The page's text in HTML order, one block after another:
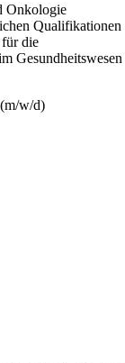
Onkologie
Qualifikationen
für die
Gesundheitswesen
w/d)